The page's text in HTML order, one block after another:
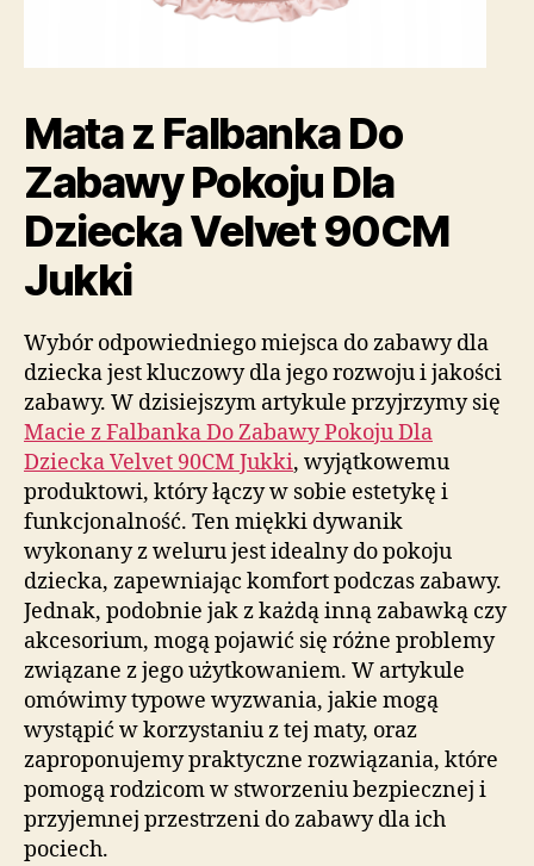
Mata z Falbanka Do
Zabawy Pokoju Dla
Dziecka Velvet 90CM
Jukki
Wybór odpowiedniego miejsca do zabawy dla
dziecka jest kluczowy dla jego rozwoju i jakości
zabawy. W dzisiejszym artykule przyjrzymy się
Macie z Falbanka Do Zabawy Pokoju Dla
Dziecka Velvet 90CM Jukki, wyjątkowemu
produktowi, który łączy w sobie estetykę i
funkcjonalność. Ten miękki dywanik
wykonany z weluru jest idealny do pokoju
dziecka, zapewniając komfort podczas zabawy.
Jednak, podobnie jak z każdą inną zabawką czy
akcesorium, mogą pojawić się różne problemy
związane z jego użytkowaniem. W artykule
omówimy typowe wyzwania, jakie mogą
wystąpić w korzystaniu z tej maty, oraz
zaproponujemy praktyczne rozwiązania, które
pomogą rodzicom w stworzeniu bezpiecznej i
przyjemnej przestrzeni do zabawy dla ich
pociech.